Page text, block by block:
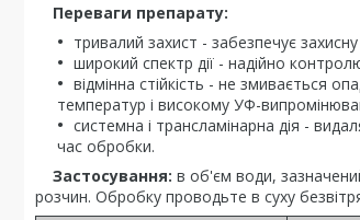
Переваги препарату:
тривалий захист - забезпечує
широкий спектр дії - надійно
відмінна стійкість - не змивається
температур і високому УФ-
системна і трансламінарна дія -
час обробки.
Застосування: в об'єм води,
розчин. Обробку проводьте в суху